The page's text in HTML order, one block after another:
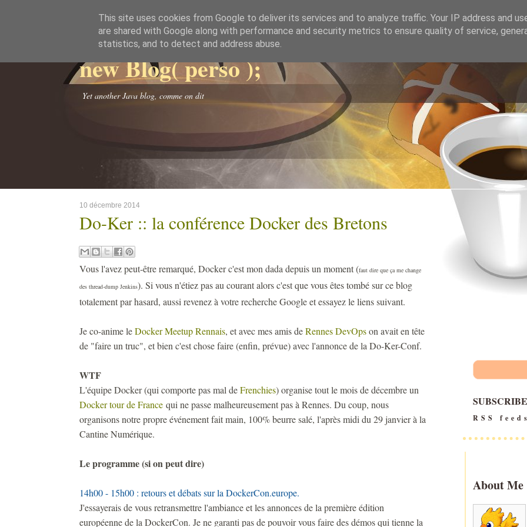
new Blog( perso );
Yet another Java blog, comme on dit
10 décembre 2014
Do-Ker :: la conférence Docker des Bretons
Vous l'avez peut-être remarqué, Docker c'est mon dada depuis un moment (faut dire que ça me change
des thread-dump Jenkins). Si vous n'étiez pas au courant alors c'est que vous êtes tombé sur ce blog
totalement par hasard, aussi revenez à votre recherche Google et essayez le liens suivant.
Je co-anime leDocker Meetup Rennais, et avec mes amis deRennes DevOpson avait en tête
de "faire un truc", et bien c'est chose faire (enfin, prévue) avec l'annonce de la Do-Ker-Conf.
WTF
L'équipe Docker (qui comporte pas mal deFrenchies) organise tout le mois de décembre un
Docker tour de Francequi ne passe malheureusement pas à Rennes. Du coup, nous
organisons notre propre événement fait main, 100% beurre salé, l'après midi du 29 janvier à la
Cantine Numérique.
Le programme (si on peut dire)
14h00 - 15h00 : retours et débats sur la DockerCon.europe.
J'essayerais de vous retransmettre l'ambiance et les annonces de la première édition
européenne de la DockerCon. Je ne garanti pas de pouvoir vous faire des démos qui tienne la
SUBSCRIBE
RSS
About Me
This site uses cookies from Google to deliver its services and to analyze traffic. Your IP address and
are shared with Google along with performance and security metrics to ensure quality of service,
statistics, and to detect and address abuse.